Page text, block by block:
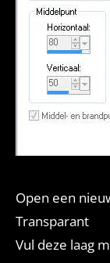
Open een
Transparant
Vul deze laag